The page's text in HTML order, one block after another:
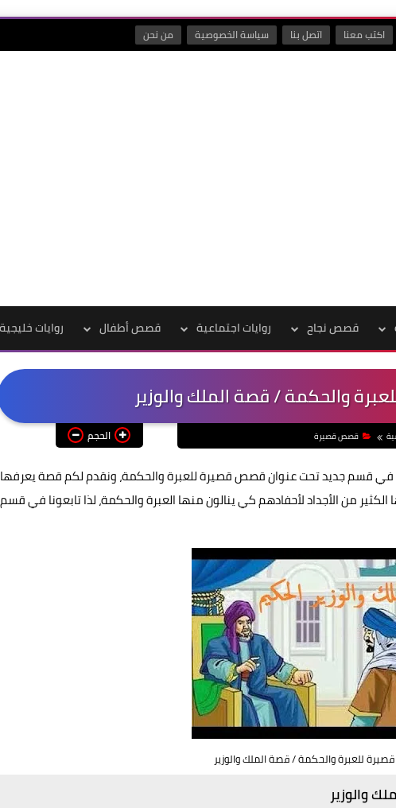
اكتب معنا اتصل بنا سياسة الخصوصية من نحن
قصص نجاح روايات اجتماعية قصص أطفال روايات خليجية
والحكمة / قصة الملك والوزير
قصص قصيرة الحجم
في قسم جديد تحت عنوان قصص قصيرة للعبرة والحكمة، ونقدم لكم قصة يعرفها
من الأجداد لأحفادهم كي ينالون منها العبرة والحكمة، لذا تابعونا في قسم
للعبرة والحكمة / قصة الملك والوزير
والوزير